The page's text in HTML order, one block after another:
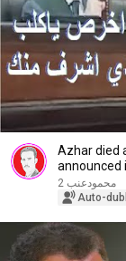
Azhar died
announced
محمودعنب 2
Auto-